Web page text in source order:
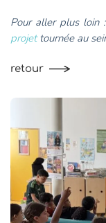
Pour aller plus loin
projettournée au
retour